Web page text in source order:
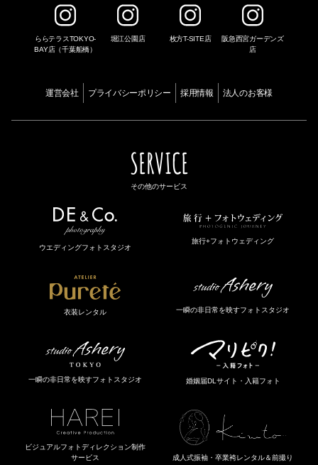
ららテラスTOKYO-
BAY店（千葉船橋）
堀江公園店 枚方T-SITE店
阪急西宮ガーデンズ
店
運営会社 プライバシーポリシー 採用情報 法人のお客様
SERVICE
その他のサービス
ウエディングフォトスタジオ
旅行+フォトウェディング
衣装レンタル 一瞬の非日常を映すフォトスタジオ
一瞬の非日常を映すフォトスタジオ 婚姻届DLサイト・入籍フォト
ビジュアルフォトディレクション制作
サービス
成人式振袖・卒業袴レンタル＆前撮り